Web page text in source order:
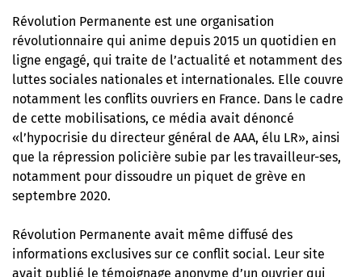
Révolution Permanente est une organisation
révolutionnaire qui anime depuis 2015 un quotidien en
ligne engagé, qui traite de l’actualité et notamment des
luttes sociales nationales et internationales. Elle couvre
notamment les conflits ouvriers en France. Dans le cadre
de cette mobilisations, ce média avait dénoncé
«l’hypocrisie du directeur général de AAA, élu LR», ainsi
que la répression policière subie par les travailleur-ses,
notamment pour dissoudre un piquet de grève en
septembre 2020.
Révolution Permanente avait même diffusé des
informations exclusives sur ce conflit social. Leur site
avait publié le témoignage anonyme d’un ouvrier qui